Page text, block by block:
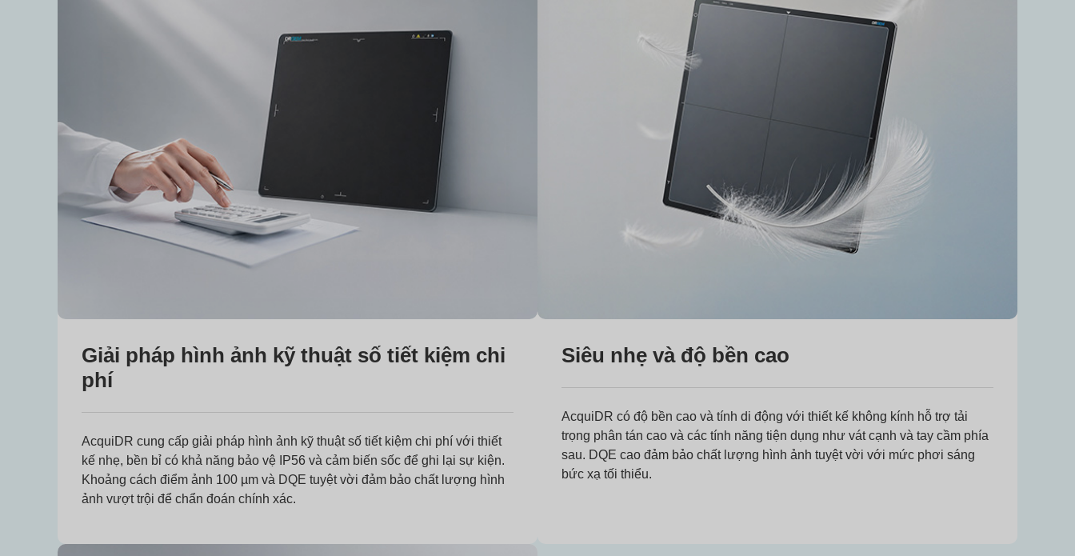
Giải pháp hình ảnh kỹ thuật số tiết kiệm chi
phí
AcquiDR cung cấp giải pháp hình ảnh kỹ thuật số tiết kiệm chi phí với thiết
kế nhẹ, bền bỉ có khả năng bảo vệ IP56 và cảm biến sốc để ghi lại sự kiện.
Khoảng cách điểm ảnh 100 µm và DQE tuyệt vời đảm bảo chất lượng hình
ảnh vượt trội để chẩn đoán chính xác.
Siêu nhẹ và độ bền cao
AcquiDR có độ bền cao và tính di động với thiết kế không kính hỗ trợ tải
trọng phân tán cao và các tính năng tiện dụng như vát cạnh và tay cầm phía
sau. DQE cao đảm bảo chất lượng hình ảnh tuyệt vời với mức phơi sáng
bức xạ tối thiểu.